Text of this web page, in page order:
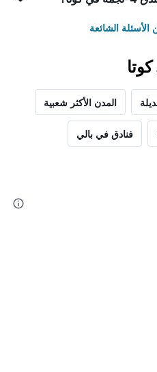
الشائعة
المدن الأكثر شعبية
فنادق في بالي